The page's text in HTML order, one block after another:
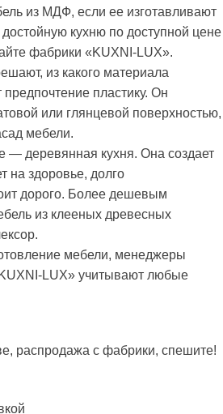
из МДФ, если ее изготавливают
кухню по доступной цене
фабрики «KUXNI-LUX».
из какого материала
предпочтение пластику. Он
или глянцевой поверхностью,
мебели.
— деревянная кухня. Она создает
на здоровье, долго
дорого. Более дешевым
из клееных древесных
мебели, менеджеры
LUX» учитывают любые
распродажа с фабрики, спешите!